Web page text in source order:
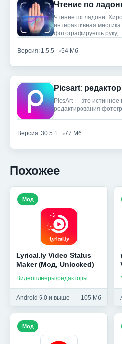
Чтение по ладони:
интерактивная
фотографируешь руку,
Версия: 1.5.5 54 Мб
PicsArt — это истинное
редактирования
Версия: 30.5.1 77 Мб
Похожее
Lyrical.ly Video Status
Maker (Мод, Unlocked)
Видеоплееры/редакторы
Android 5.0 и выше 105 Мб
Мод
Мод